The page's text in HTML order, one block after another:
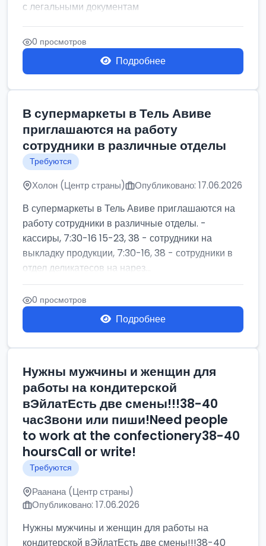
с легальными документам
0 просмотров
Подробнее
В супермаркеты в Тель Авиве
приглашаются на работу
сотрудники в различные отделы
Требуются
Холон (Центр страны) Опубликовано: 17.06.2026
В супермаркеты в Тель Авиве приглашаются на
работу сотрудники в различные отделы. -
кассиры, 7:30-16 15-23, 38 - сотрудники на
выкладку продукции, 7:30-16, 38 - сотрудники в
отдел деликатесов на нарез...
0 просмотров
Подробнее
Нужны мужчины и женщин для
работы на кондитерской
вЭйлатЕсть две смены!!!38-40
часЗвони или пиши!Need people
to work at the confectionery38-40
hoursCall or write!
Требуются
Раанана (Центр страны)
Опубликовано: 17.06.2026
Нужны мужчины и женщин для работы на
кондитерской вЭйлатЕсть две смены!!!38-40